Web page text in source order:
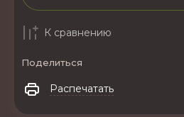
К сравнению
Поделиться
Распечатать